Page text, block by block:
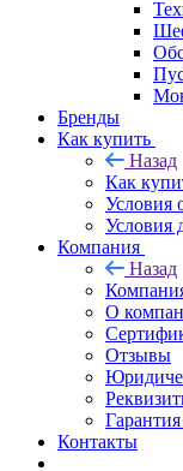
Бренды
Как купить
Назад
Как
Условия
Условия
Компания
Назад
О
Отзывы
Контакты